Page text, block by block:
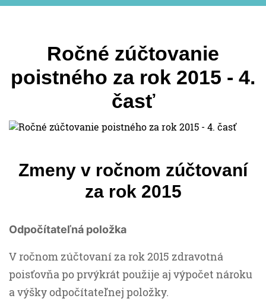
Ročné zúčtovanie
poistného za rok 2015 - 4.
časť
Zmeny v ročnom zúčtovaní
za rok 2015
Odpočítateľná položka
V ročnom zúčtovaní za rok 2015 zdravotná
poisťovňa po prvýkrát použije aj výpočet nároku
a výšky odpočítateľnej položky.